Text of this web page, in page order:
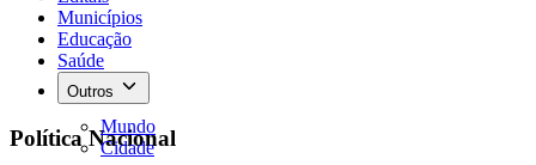
Municípios
Educação
Saúde
Outros
Mundo
Cidade
Política Nacional